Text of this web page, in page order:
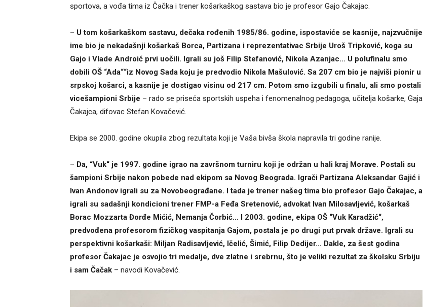
sportova, a vođa tima iz Čačka i trener košarkaškog sastava bio je profesor Gajo Čakajac.
– U tom košarkaškom sastavu, dečaka rođenih 1985/86. godine, ispostaviće se kasnije, najzvučnije
ime bio je nekadašnji košarkaš Borca, Partizana i reprezentativac Srbije Uroš Tripković, koga su
Gajo i Vlade Androić prvi uočili. Igrali su još Filip Stefanović, Nikola Azanjac… U polufinalu smo
dobili OŠ “Ada““iz Novog Sada koju je predvodio Nikola Mašulović. Sa 207 cm bio je najviši pionir u
srpskoj košarci, a kasnije je dostigao visinu od 217 cm. Potom smo izgubili u finalu, ali smo postali
vicešampioni Srbije – rado se priseća sportskih uspeha i fenomenalnog pedagoga, učitelja košarke, Gaja
Čakajca, difovac Stefan Kovačević.
Ekipa se 2000. godine okupila zbog rezultata koji je Vaša bivša škola napravila tri godine ranije.
– Da, “Vuk“ je 1997. godine igrao na završnom turniru koji je održan u hali kraj Morave. Postali su
šampioni Srbije nakon pobede nad ekipom sa Novog Beograda. Igrači Partizana Aleksandar Gajić i
Ivan Andonov igrali su za Novobeograđane. I tada je trener našeg tima bio profesor Gajo Čakajac, a
igrali su sadašnji kondicioni trener FMP-a Feđa Sretenović, advokat Ivan Milosavljević, košarkaš
Borac Mozzarta Đorđe Mićić, Nemanja Čorbić… I 2003. godine, ekipa OŠ “Vuk Karadžić“‚
predvođena profesorom fizičkog vaspitanja Gajom, postala je po drugi put prvak države. Igrali su
perspektivni košarkaši: Miljan Radisavljević, Ičelić, Šimić, Filip Dedijer… Dakle, za šest godina
profesor Čakajac je osvojio tri medalje, dve zlatne i srebrnu, što je veliki rezultat za školsku Srbiju
i sam Čačak – navodi Kovačević.